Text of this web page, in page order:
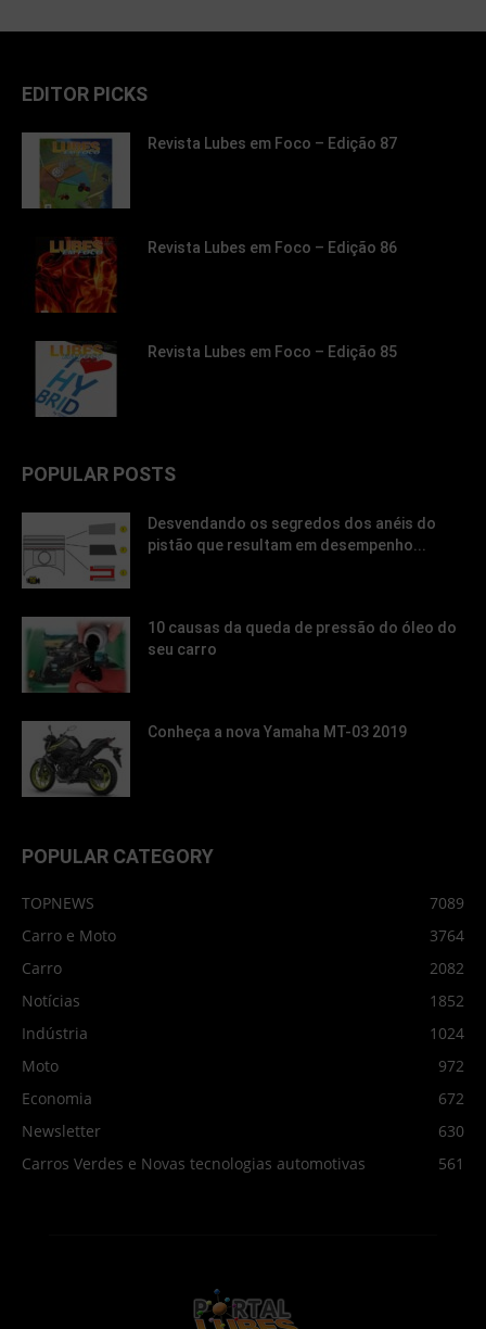
EDITOR PICKS
Revista Lubes em Foco – Edição 87
Revista Lubes em Foco – Edição 86
Revista Lubes em Foco – Edição 85
POPULAR POSTS
Desvendando os segredos dos anéis do
pistão que resultam em desempenho...
10 causas da queda de pressão do óleo do
seu carro
Conheça a nova Yamaha MT-03 2019
POPULAR CATEGORY
TOPNEWS
7089
Carro e Moto
3764
Carro
2082
Notícias
1852
Indústria
1024
Moto
972
Economia
672
Newsletter
630
Carros Verdes e Novas tecnologias automotivas
561